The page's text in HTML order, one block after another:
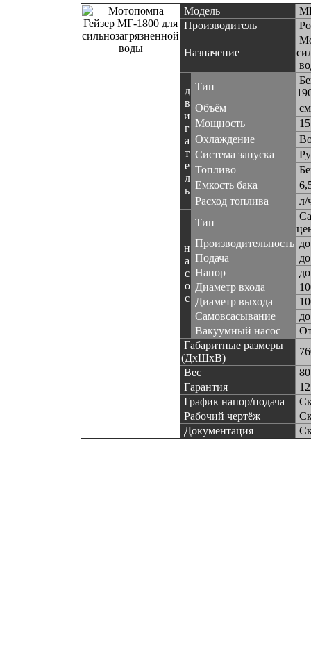
Модель
Производитель
Назначение
д
в
и
г
а
т
е
л
ь
Тип
Объём
Мощность
Охлаждение
Система запуска
Топливо
Емкость бака
Расход топлива
л/
н
а
с
о
с
Тип
Производительность
Подача
Напор
Диаметр входа
Диаметр выхода
Самовсасывание
Вакуумный насос
Габаритные размеры
(ДхШхВ)
Вес
Гарантия
График напор/подача
Рабочий чертёж
Документация